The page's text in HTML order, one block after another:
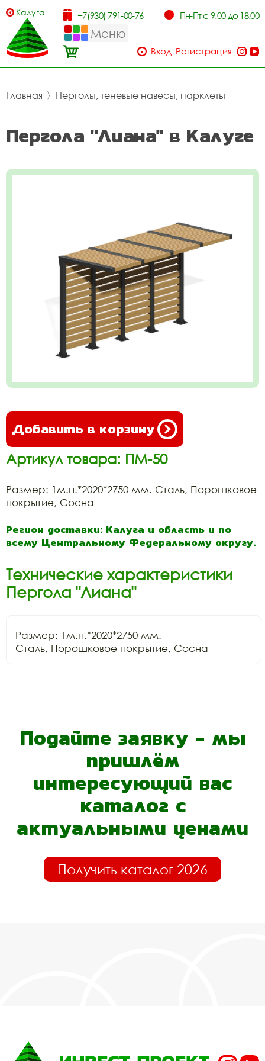
Калуга +7(930) 791-00-76 Пн-Пт с 9.00 до 18.00
Меню
Вход Регистрация
Главная 〉 Перголы, теневые навесы, парклеты
Пергола "Лиана" в Калуге
Добавить в корзину
Артикул товара: ПМ-50
Размер: 1м.п.*2020*2750 мм. Сталь, Порошковое
покрытие, Сосна
Регион доставки: Калуга и область и по
всему Центральному Федеральному округу.
Технические характеристики
Пергола "Лиана"
Размер: 1м.п.*2020*2750 мм.
Сталь, Порошковое покрытие, Сосна
Подайте заявку - мы
пришлём
интересующий вас
каталог с
актуальными ценами
Получить каталог 2026